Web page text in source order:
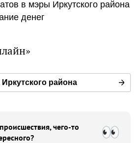
в мэры Иркутского района
денег
района
чего-то